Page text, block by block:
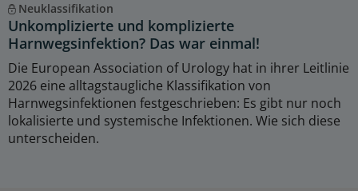
Neuklassifikation
Unkomplizierte und komplizierte
Harnwegsinfektion? Das war einmal!
Die European Association of Urology hat in ihrer Leitlinie
2026 eine alltagstaugliche Klassifikation von
Harnwegsinfektionen festgeschrieben: Es gibt nur noch
lokalisierte und systemische Infektionen. Wie sich diese
unterscheiden.